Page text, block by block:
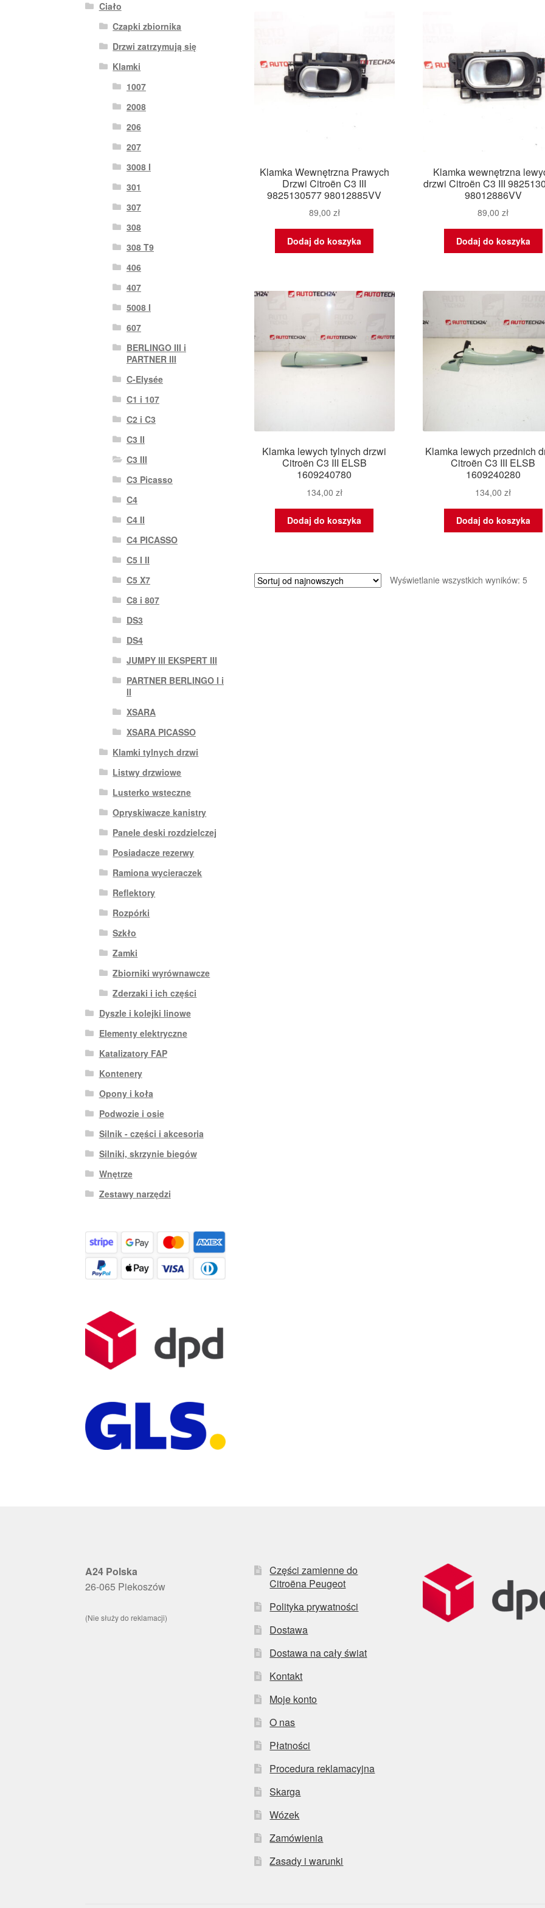
Klamka Wewnętrzna Prawych
Drzwi Citroën C3 III
9825130577 98012885VV
89,00 zł
Dodaj do koszyka
Klamka wewnętrzna
drzwi Citroën C3 III
98012886VV
89,00zł
Dodaj do koszyka
Klamka lewych tylnych drzwi
Citroën C3 III ELSB
1609240780
134,00 zł
Dodaj do koszyka
Klamka lewych przednich
Citroën C3 III ELSB
1609240280
134,00zł
Dodaj do koszyka
Wyświetlanie wszystkich wyników: 5
Ciało
Czapki zbiornika
Drzwi zatrzymują się
Klamki
1007
2008
206
207
3008 I
301
307
308
308 T9
406
407
5008 I
607
BERLINGO III i
PARTNER III
C-Elysée
C1 i 107
C2 i C3
C3 II
C3 III
C3 Picasso
C4
C4 II
C4 PICASSO
C5 I II
C5 X7
C8 i 807
DS3
DS4
JUMPY III EKSPERT III
PARTNER BERLINGO I i
II
XSARA
XSARA PICASSO
Klamki tylnych drzwi
Listwy drzwiowe
Lusterko wsteczne
Opryskiwacze kanistry
Panele deski rozdzielczej
Posiadacze rezerwy
Ramiona wycieraczek
Reflektory
Rozpórki
Szkło
Zamki
Zbiorniki wyrównawcze
Zderzaki i ich części
Dyszle i kolejki linowe
Elementy elektryczne
Katalizatory FAP
Kontenery
Opony i koła
Podwozie i osie
Silnik - części i akcesoria
Silniki, skrzynie biegów
Wnętrze
Zestawy narzędzi
A24 Polska
26-065 Piekoszów
(Nie służy do reklamacji)
Części zamienne do
Citroëna Peugeot
Polityka prywatności
Dostawa
Dostawa na cały świat
Kontakt
Moje konto
O nas
Płatności
Procedura reklamacyjna
Skarga
Wózek
Zamówienia
Zasady i warunki